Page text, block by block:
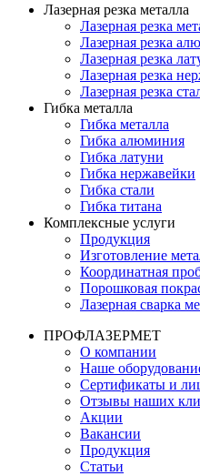
Лазерная резка металла
Лазерная резка
Лазерная резка
Лазерная резка
Лазерная резка
Лазерная резка
Гибка металла
Гибка металла
Гибка алюминия
Гибка латуни
Гибка нержавейки
Гибка стали
Гибка титана
Комплексные услуги
Продукция
Изготовление
Координатная
Порошковая
Лазерная сварка
ПРОФЛАЗЕРМЕТ
О компании
Наше
Сертификаты и
Отзывы наших
Акции
Вакансии
Продукция
Статьи